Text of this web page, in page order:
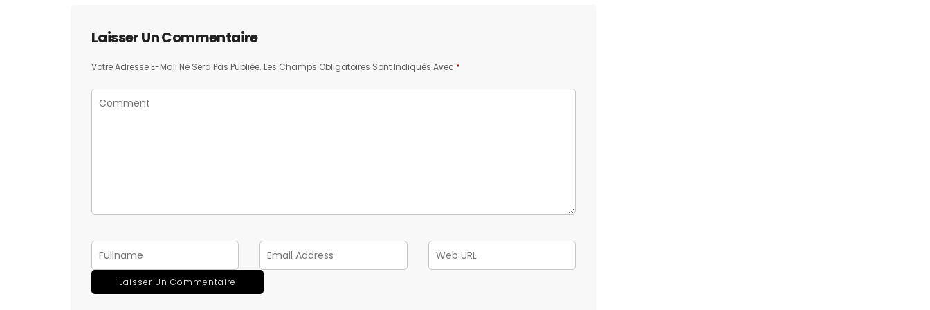
Laisser Un Commentaire
Votre Adresse E-Mail Ne Sera Pas Publiée. Les Champs Obligatoires Sont Indiqués Avec *